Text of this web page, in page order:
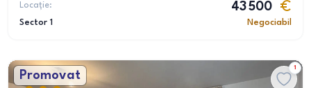
Locație:
Sector 1
43 500
Negociabil
Promovat
1